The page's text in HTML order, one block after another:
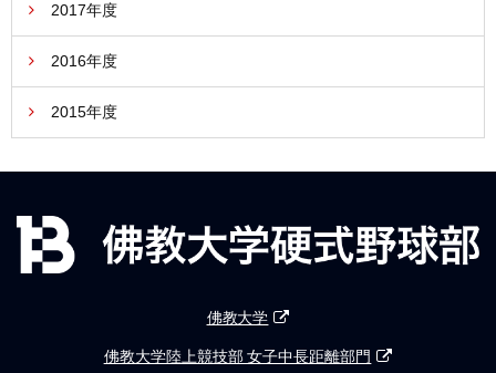
2017年度
2016年度
2015年度
佛教大学
佛教大学陸上競技部 女子中長距離部門